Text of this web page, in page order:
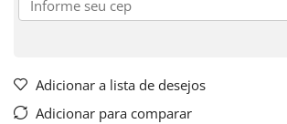
Adicionar a lista de desejos
Adicionar para comparar